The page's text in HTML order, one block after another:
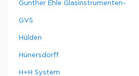
Gunther Ehle Glasinstrumenten-
GVS
Hülden
Hünersdorff
H+H System